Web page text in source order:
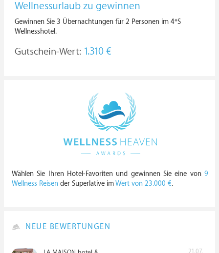
Wellnessurlaub zu gewinnen
Gewinnen Sie 3 Übernachtungen für 2 Personen im 4*S
Wellnesshotel.
Gutschein-Wert: 1.310 €
Wählen Sie Ihren Hotel-Favoriten und gewinnen Sie eine von 9
Wellness Reisen der Superlative imWert von 23.000 €.
NEUE BEWERTUNGEN